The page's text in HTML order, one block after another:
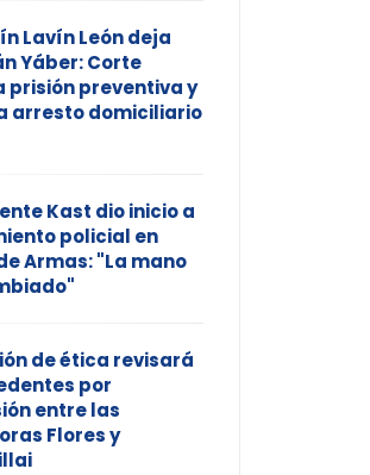
Lavín León deja
Yáber: Corte
prisión preventiva y
arresto domiciliario
Kast dio inicio a
policial en
Armas: "La mano
de ética revisará
por
entre las
Flores y